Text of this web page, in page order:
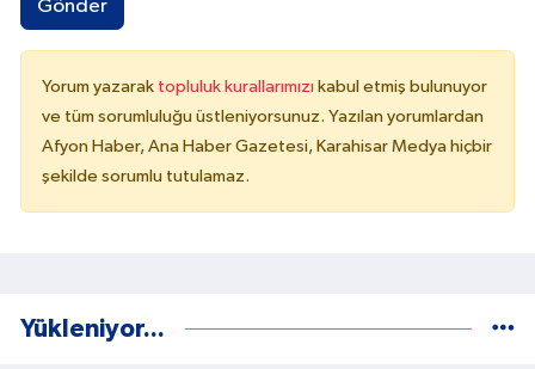
Gönder
Yorum yazarak topluluk kurallarımızı kabul etmiş bulunuyor
ve tüm sorumluluğu üstleniyorsunuz. Yazılan yorumlardan
Afyon Haber, Ana Haber Gazetesi, Karahisar Medya hiçbir
şekilde sorumlu tutulamaz.
Yükleniyor...